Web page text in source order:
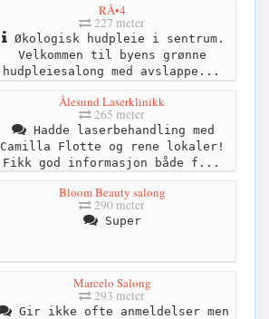
RÅ•4
227 meter
Økologisk hudpleie i sentrum.
Velkommen til byens grønne
hudpleiesalong med avslappe...
Ålesund Laserklinikk
265 meter
Hadde laserbehandling med
Camilla Flotte og rene lokaler!
Fikk god informasjon både f...
Bloom Beauty salong
290 meter
Super
Marcelo Salong
293 meter
Gir ikke ofte anmeldelser men